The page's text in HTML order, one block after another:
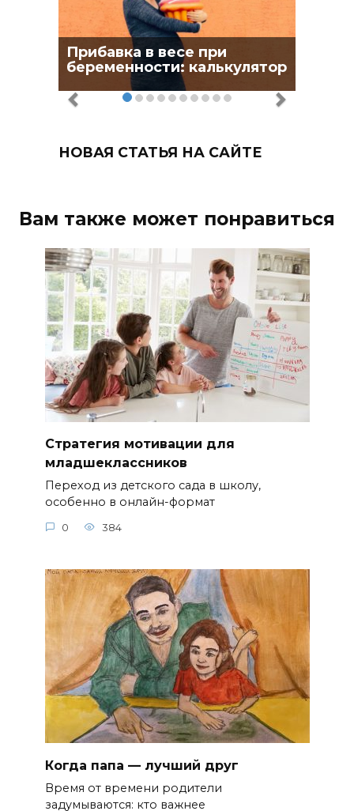
Прибавка в весе при
беременности: калькулятор
НОВАЯ СТАТЬЯ НА САЙТЕ
Вам также может понравиться
Стратегия мотивации для
младшеклассников
Переход из детского сада в школу,
особенно в онлайн-формат
0 384
Когда папа — лучший друг
Время от времени родители
задумываются: кто важнее